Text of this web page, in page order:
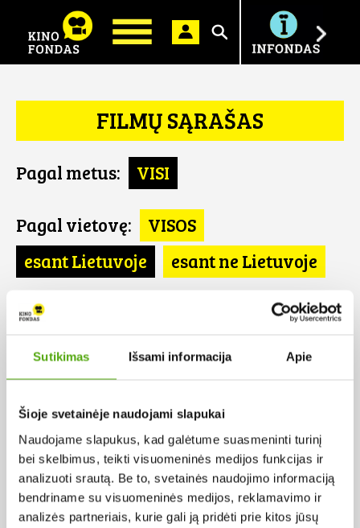
Sutikimas Išsami informacija Apie
Šioje svetainėje naudojami slapukai
Naudojame slapukus, kad galėtume suasmeninti turinį
bei skelbimus, teikti visuomeninės medijos funkcijas ir
analizuoti srautą. Be to, svetainės naudojimo informaciją
bendriname su visuomeninės medijos, reklamavimo ir
analizės partneriais, kurie gali ją pridėti prie kitos jūsų
Ieškoti
FILMŲ SĄRAŠAS
Pagal metus: VISI
Pagal vietovę:
VISOS
esant Lietuvoje
esant ne Lietuvoje
Pagal šalį:
Rumunija
Pagal abėcėlę:
Rezultatų nerasta...